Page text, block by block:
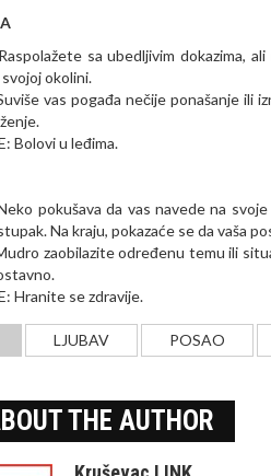
sa ubedljivim dokazima,
okolini.
vas pogađa nečije ponašanje
Bolovi u leđima.
pokušava da vas navede na
Na kraju, pokazaće se da vaša
zaobilazite određenu temu ili
Hranite se zdravije.
LJUBAV POSAO
THE AUTHOR